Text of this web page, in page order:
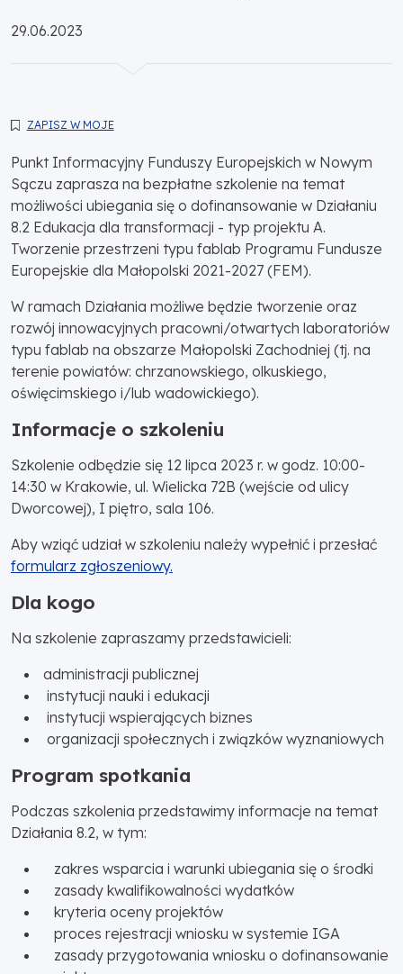
Opublikowano:
29.06.2023
ZAPISZ W MOJE
Punkt Informacyjny Funduszy Europejskich w Nowym
Sączu zaprasza na bezpłatne szkolenie na temat
możliwości ubiegania się o dofinansowanie w Działaniu
8.2 Edukacja dla transformacji - typ projektu A.
Tworzenie przestrzeni typu fablab Programu Fundusze
Europejskie dla Małopolski 2021-2027 (FEM).
W ramach Działania możliwe będzie tworzenie oraz
rozwój innowacyjnych pracowni/otwartych laboratoriów
typu fablab na obszarze Małopolski Zachodniej (tj. na
terenie powiatów: chrzanowskiego, olkuskiego,
oświęcimskiego i/lub wadowickiego).
Informacje o szkoleniu
Szkolenie odbędzie się 12 lipca 2023 r. w godz. 10:00-
14:30 w Krakowie, ul. Wielicka 72B (wejście od ulicy
Dworcowej), I piętro, sala 106.
Aby wziąć udział w szkoleniu należy wypełnić i przesłać
formularz zgłoszeniowy.
Dla kogo
Na szkolenie zapraszamy przedstawicieli:
administracji publicznej
instytucji nauki i edukacji
instytucji wspierających biznes
organizacji społecznych i związków wyznaniowych
Program spotkania
Podczas szkolenia przedstawimy informacje na temat
Działania 8.2, w tym:
zakres wsparcia i warunki ubiegania się o środki
zasady kwalifikowalności wydatków
kryteria oceny projektów
proces rejestracji wniosku w systemie IGA
zasady przygotowania wniosku o dofinansowanie